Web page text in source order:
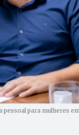
pessoal para mulheres